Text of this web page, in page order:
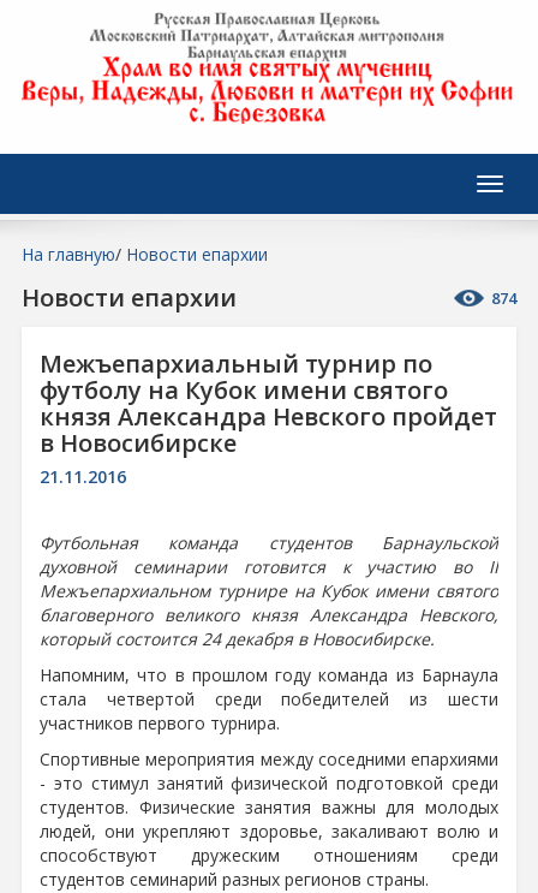
На главную/ Новости епархии
Новости епархии 874
Межъепархиальный турнир по
футболу на Кубок имени святого
князя Александра Невского пройдет
в Новосибирске
21.11.2016
Футбольная команда студентов Барнаульской
духовной семинарии готовится к участию во II
Межъепархиальном турнире на Кубок имени святого
благоверного великого князя Александра Невского,
который состоится 24 декабря в Новосибирске.
Напомним, что в прошлом году команда из Барнаула
стала четвертой среди победителей из шести
участников первого турнира.
Спортивные мероприятия между соседними епархиями
- это стимул занятий физической подготовкой среди
студентов. Физические занятия важны для молодых
людей, они укрепляют здоровье, закаливают волю и
способствуют дружеским отношениям среди
студентов семинарий разных регионов страны.